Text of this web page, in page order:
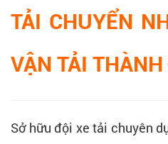
TẢI CHUYỂN
VẬN TẢI
Sở hữu đội xe tải chuyên